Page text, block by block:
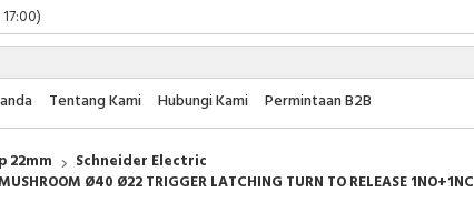
Tentang Kami Hubungi Kami Permintaan B2B
22mm
Schneider Electric
Ø40 Ø22 TRIGGER LATCHING TURN TO RELEASE 1NO+1NC